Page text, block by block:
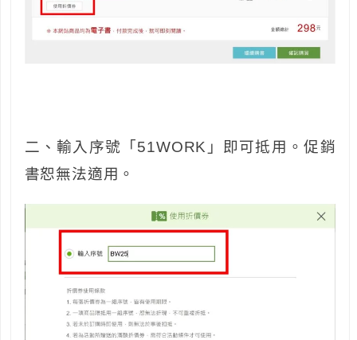
二、輸入序號「51WORK」即可抵用。促銷
書恕無法適用。